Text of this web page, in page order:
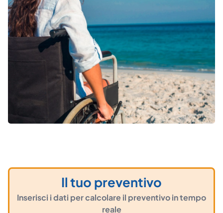
Il tuo preventivo
Inserisci i dati per calcolare il preventivo in tempo
reale